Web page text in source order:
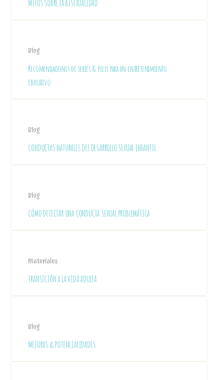
MITOS SOBRE LA BISEXUALIDAD
Blog
Recomendaciones de series & pelis para un entretenimiento
educativo.
Blog
CONDUCTAS NATURALES DEL DESARROLLO SEXUAL INFANTIL
Blog
CÓMO DETECTAR UNA CONDUCTA SEXUAL PROBLEMÁTICA
Materiales
TRANSICIÓN A LA VIDA ADULTA
Blog
MEJORAS & POTENCIALIDADES